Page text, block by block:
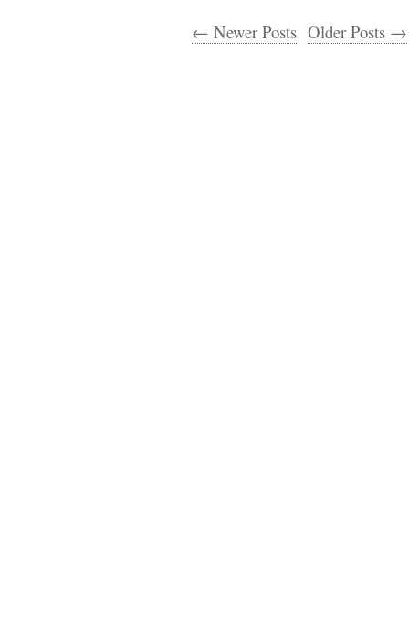
← Newer Posts Older Posts →